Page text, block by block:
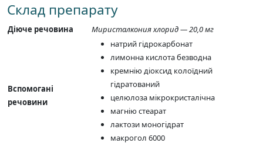
Склад препарату
Діюче речовина Миристалкония хлорид — 20,0 мг
Вспомогані
речовини
натрий гідрокарбонат
лимонна кислота безводна
кремнію діоксид колоїдний
гідратований
целюлоза мікрокристалічна
магнію стеарат
лактози моногідрат
макрогол 6000